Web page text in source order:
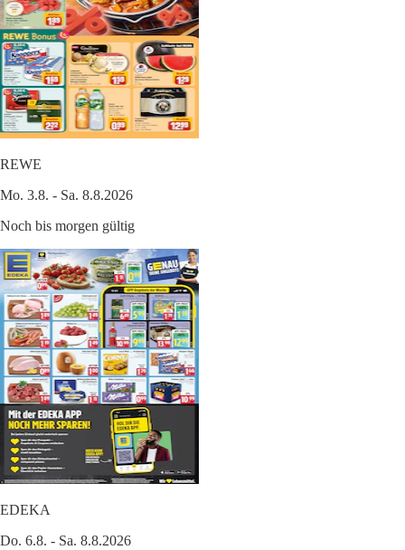
REWE
Mo. 3.8. - Sa. 8.8.2026
Noch bis morgen gültig
EDEKA
Do. 6.8. - Sa. 8.8.2026